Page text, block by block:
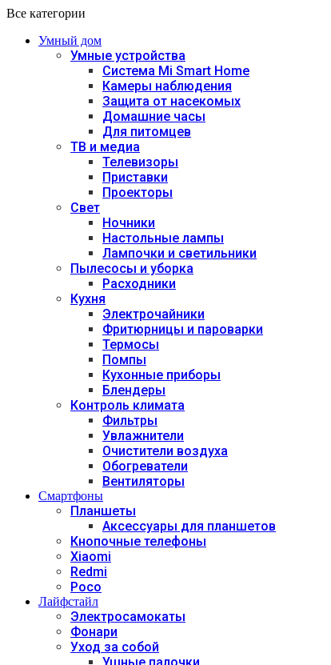
Все категории
Умный дом
Умные устройства
Система Mi Smart Home
Камеры наблюдения
Защита от насекомых
Домашние часы
Для питомцев
ТВ и медиа
Телевизоры
Приставки
Проекторы
Свет
Ночники
Настольные лампы
Лампочки и светильники
Пылесосы и уборка
Расходники
Кухня
Электрочайники
Фритюрницы и пароварки
Термосы
Помпы
Кухонные приборы
Блендеры
Контроль климата
Фильтры
Увлажнители
Очистители воздуха
Обогреватели
Вентиляторы
Смартфоны
Планшеты
Аксессуары для планшетов
Кнопочные телефоны
Xiaomi
Redmi
Poco
Лайфстайл
Электросамокаты
Фонари
Уход за собой